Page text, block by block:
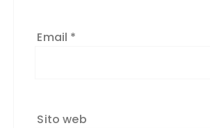
Email *
Sito web